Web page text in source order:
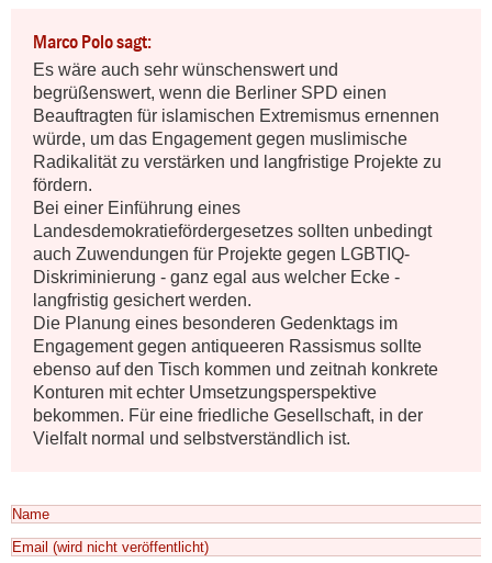
Marco Polo sagt:
Es wäre auch sehr wünschenswert und
begrüßenswert, wenn die Berliner SPD einen
Beauftragten für islamischen Extremismus ernennen
würde, um das Engagement gegen muslimische
Radikalität zu verstärken und langfristige Projekte zu
fördern.
Bei einer Einführung eines
Landesdemokratiefördergesetzes sollten unbedingt
auch Zuwendungen für Projekte gegen LGBTIQ-
Diskriminierung - ganz egal aus welcher Ecke -
langfristig gesichert werden.
Die Planung eines besonderen Gedenktags im
Engagement gegen antiqueeren Rassismus sollte
ebenso auf den Tisch kommen und zeitnah konkrete
Konturen mit echter Umsetzungsperspektive
bekommen. Für eine friedliche Gesellschaft, in der
Vielfalt normal und selbstverständlich ist.